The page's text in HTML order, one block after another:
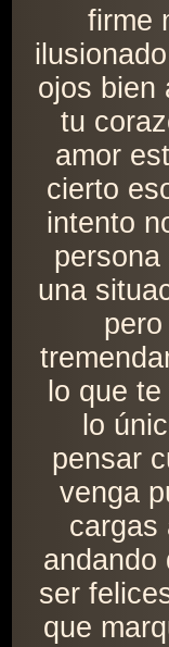
firme
ojos bien
tu
amor
cierto
intento
una
lo que
lo
pensar
venga
cargas
andando
ser
que